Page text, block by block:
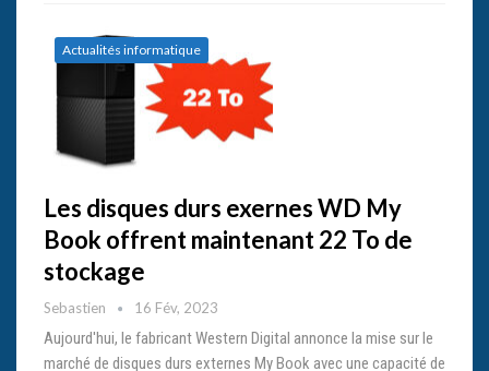
Actualités informatique
Les disques durs exernes WD My
Book offrent maintenant 22 To de
stockage
Sebastien 16 Fév, 2023
Aujourd'hui, le fabricant Western Digital annonce la mise sur le
marché de disques durs externes My Book avec une capacité de